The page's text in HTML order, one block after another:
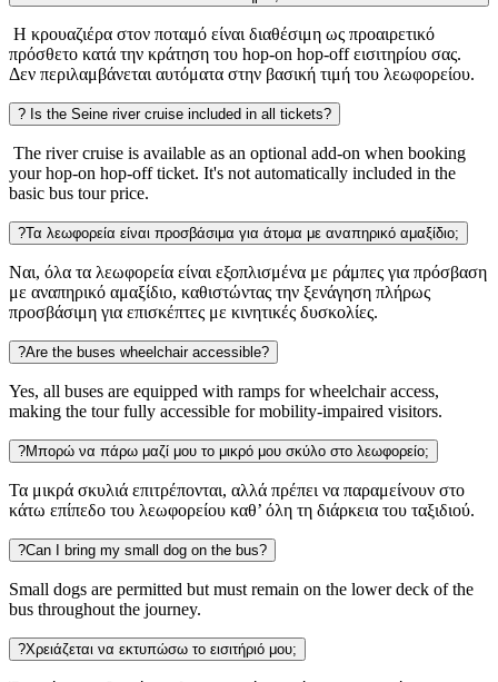
Η κρουαζιέρα στον ποταμό είναι διαθέσιμη ως προαιρετικό
πρόσθετο κατά την κράτηση του hop-on hop-off εισιτηρίου σας.
Δεν περιλαμβάνεται αυτόματα στην βασική τιμή του λεωφορείου.
? Is the Seine river cruise included in all tickets?
The river cruise is available as an optional add-on when booking
your hop-on hop-off ticket. It's not automatically included in the
basic bus tour price.
?Τα λεωφορεία είναι προσβάσιμα για άτομα με αναπηρικό αμαξίδιο;
Ναι, όλα τα λεωφορεία είναι εξοπλισμένα με ράμπες για πρόσβαση
με αναπηρικό αμαξίδιο, καθιστώντας την ξενάγηση πλήρως
προσβάσιμη για επισκέπτες με κινητικές δυσκολίες.
?Are the buses wheelchair accessible?
Yes, all buses are equipped with ramps for wheelchair access,
making the tour fully accessible for mobility-impaired visitors.
?Μπορώ να πάρω μαζί μου το μικρό μου σκύλο στο λεωφορείο;
Τα μικρά σκυλιά επιτρέπονται, αλλά πρέπει να παραμείνουν στο
κάτω επίπεδο του λεωφορείου καθ’ όλη τη διάρκεια του ταξιδιού.
?Can I bring my small dog on the bus?
Small dogs are permitted but must remain on the lower deck of the
bus throughout the journey.
?Χρειάζεται να εκτυπώσω το εισιτήριό μου;